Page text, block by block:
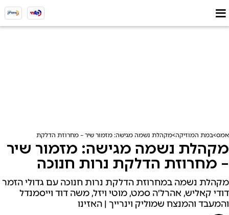
אמס במת המוזיקה מקהלת נשמה מגישה: מזמור שיר – מחרוזת הדלקת נרות חנוכה
מקהלת נשמה מגישה: מזמור שיר
– מחרוזת הדלקת נרות חנוכה
מקהלת נשמה במחרוזת הדלקת נרות חנוכה עם גדולי הזמר
דודי קאליש, אהרל׳ה סמט, מוטי ויזל, משה דוד וייסמנדל
והמעבד והמנצח שמוליק וינרייך | האזינו